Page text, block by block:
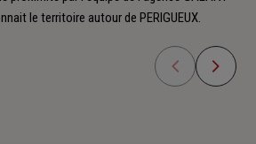
le territoire autour de PERIGUEUX.